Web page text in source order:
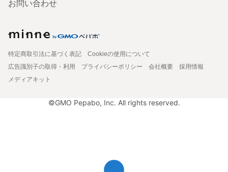
お問い合わせ
特定商取引法に基づく表記
Cookieの使用について
広告識別子の取得・利用
プライバシーポリシー 会社概要
採用情報
メディアキット
©GMO Pepabo, Inc. All rights reserved.